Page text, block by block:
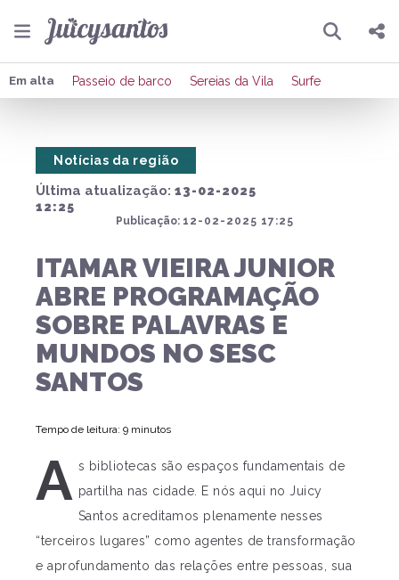
Pesquisar
Compartilhar
Em alta Passeio de barco Sereias da Vila Surfe
Última atualização: 13-02-2025
12:25
Publicação: 12-02-2025 17:25
Notícias da região
ITAMAR VIEIRA JUNIOR
ABRE PROGRAMAÇÃO
SOBRE PALAVRAS E
MUNDOS NO SESC
SANTOS
Tempo de leitura: 9 minutos
A s bibliotecas são espaços fundamentais de
partilha nas cidade. E nós aqui no Juicy
Santos acreditamos plenamente nesses
“terceiros lugares” como agentes de transformação
e aprofundamento das relações entre pessoas, sua